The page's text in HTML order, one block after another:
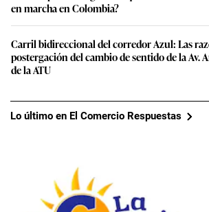
en marcha en Colombia?
Carril bidireccional del corredor Azul: Las
postergación del cambio de sentido de la Av.
de la ATU
Lo último en El Comercio Respuestas